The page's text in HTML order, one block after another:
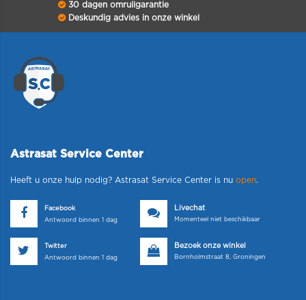
30 dagen omruilgarantie
Deskundig advies in onze winkel
Astrasat Service Center
Heeft u onze hulp nodig? Astrasat Service Center is nu open.
Facebook
Antwoord binnen 1 dag
Livechat
Momenteel niet beschikbaar
Twitter
Antwoord binnen 1 dag
Bezoek onze winkel
Bornholmstraat 8, Groningen